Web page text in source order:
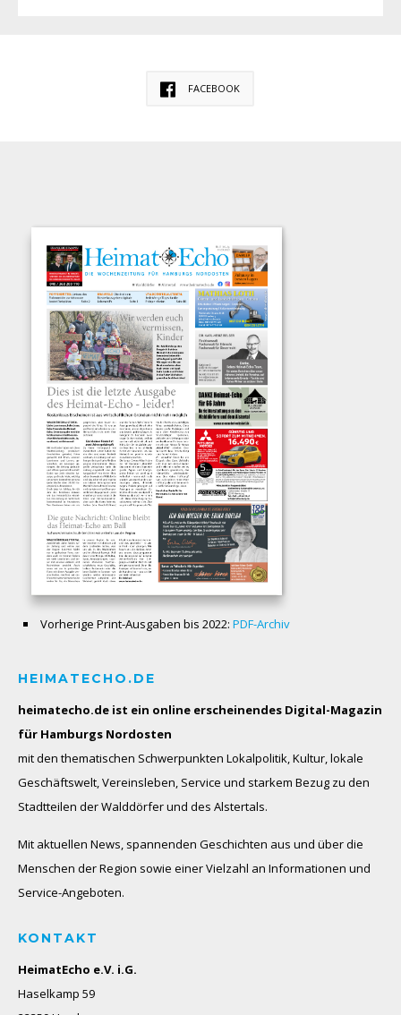
FACEBOOK
Vorherige Print-Ausgaben bis 2022: PDF-Archiv
HEIMATECHO.DE
heimatecho.de ist ein online erscheinendes Digital-Magazin
für Hamburgs Nordosten
mit den thematischen Schwerpunkten Lokalpolitik, Kultur, lokale
Geschäftswelt, Vereinsleben, Service und starkem Bezug zu den
Stadtteilen der Walddörfer und des Alstertals.
Mit aktuellen News, spannenden Geschichten aus und über die
Menschen der Region sowie einer Vielzahl an Informationen und
Service-Angeboten.
KONTAKT
HeimatEcho e.V. i.G.
Haselkamp 59